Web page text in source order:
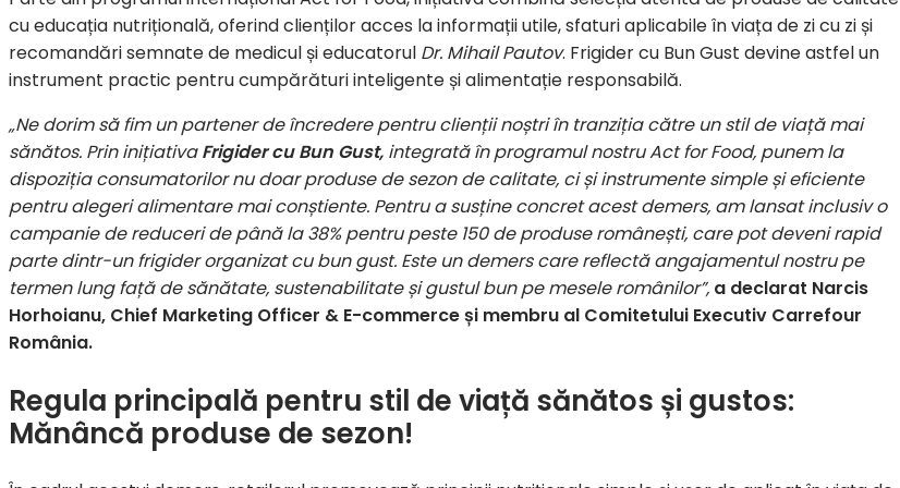
cu educația nutrițională, oferind clienților acces la informații utile, sfaturi aplicabile în viața de zi cu zi și
recomandări semnate de medicul și educatorul Dr. Mihail Pautov. Frigider cu Bun Gust devine astfel un
instrument practic pentru cumpărături inteligente și alimentație responsabilă.
„Ne dorim să fim un partener de încredere pentru clienții noștri în tranziția către un stil de viață mai
sănătos. Prin inițiativaFrigider cu Bun Gust, integrată în programul nostru Act for Food, punem la
dispoziția consumatorilor nu doar produse de sezon de calitate, ci și instrumente simple și eficiente
pentru alegeri alimentare mai conștiente. Pentru a susține concret acest demers, am lansat inclusiv o
campanie de reduceri de până la 38% pentru peste 150 de produse românești, care pot deveni rapid
parte dintr-un frigider organizat cu bun gust. Este un demers care reflectă angajamentul nostru pe
termen lung față de sănătate, sustenabilitate și gustul bun pe mesele românilor”, a declarat Narcis
Horhoianu, Chief Marketing Officer & E-commerce și membru al Comitetului Executiv Carrefour
România.
Regula principală pentru stil de viață sănătos și gustos:
Mănâncă produse de sezon!